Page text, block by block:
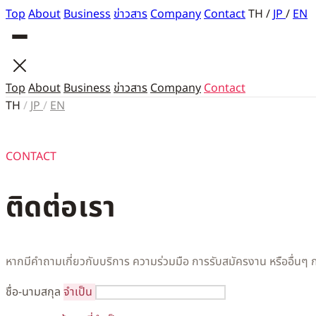
TopAboutBusinessข่าวสารCompanyContactTH /JP/EN
TopAboutBusinessข่าวสารCompanyContact
TH /JP/EN
CONTACT
ติดต่อเรา
หากมีคำถามเกี่ยวกับบริการ ความร่วมมือ การรับสมัครงาน หรืออื่นๆ
ชื่อ-นามสกุล จำเป็น